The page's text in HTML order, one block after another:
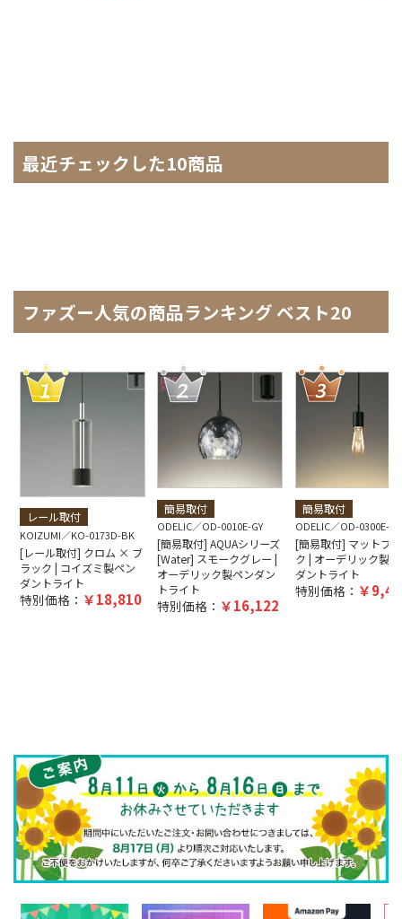
最近チェックした10商品
ファズー人気の商品ランキング ベスト20
レール取付
KOIZUMI KO-0173D-BK
[レール取付] クロム × ブ
ラック | コイズミ製ペン
ダントライト
特別価格： 18,810
簡易取付
ODELIC OD-0010E-GY
[簡易取付] AQUAシリーズ
[Water] スモークグレー |
オーデリック製ペンダン
トライト
特別価格： 16,122
簡易取付
ODELIC OD-0300E-BK
[簡易取付] マットブ
ク | オーデリック製
ダントライト
特別価格：